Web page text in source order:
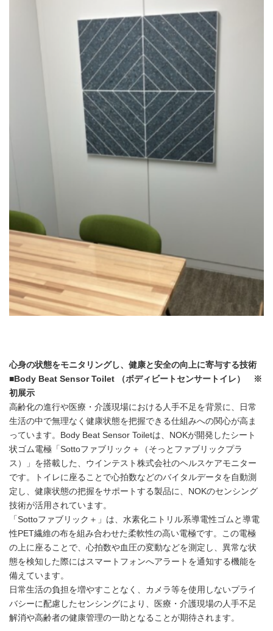
心身の状態をモニタリングし、健康と安全の向上に寄与する技術
■Body Beat Sensor Toilet （ボディビートセンサートイレ） ※
初展示
高齢化の進行や医療・介護現場における人手不足を背景に、日常
生活の中で無理なく健康状態を把握できる仕組みへの関心が高ま
っています。Body Beat Sensor Toiletは、NOKが開発したシート
状ゴム電極「Sottoファブリック＋（そっとファブリックプラ
ス）」を搭載した、ウインテスト株式会社のヘルスケアモニター
です。トイレに座ることで心拍数などのバイタルデータを自動測
定し、健康状態の把握をサポートする製品に、NOKのセンシング
技術が活用されています。
「Sottoファブリック＋」は、水素化ニトリル系導電性ゴムと導電
性PET繊維の布を組み合わせた柔軟性の高い電極です。この電極
の上に座ることで、心拍数や血圧の変動などを測定し、異常な状
態を検知した際にはスマートフォンへアラートを通知する機能を
備えています。
日常生活の負担を増やすことなく、カメラ等を使用しないプライ
バシーに配慮したセンシングにより、医療・介護現場の人手不足
解消や高齢者の健康管理の一助となることが期待されます。